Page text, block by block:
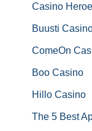
Casino
Buusti
ComeOn
Boo Casino
Hillo Casino
The 5 Best